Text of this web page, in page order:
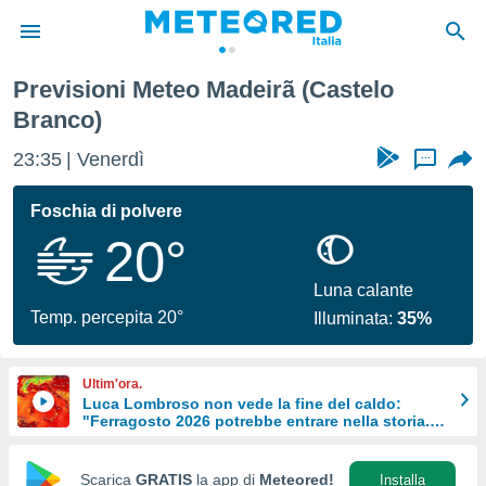
di
per
le
di
Web
le
Previsioni Meteo Madeirã (Castelo
Branco)
23:35 Venerdì ...
Foschia di polvere
20°
Temp. percepita 20°
Luna calante
Illuminata:35%
Ultim'ora.
Luca Lombroso non vede la fine del caldo:
"Ferragosto 2026 potrebbe entrare nella storia.
Scarica GRATIS la app di Meteored! Installa